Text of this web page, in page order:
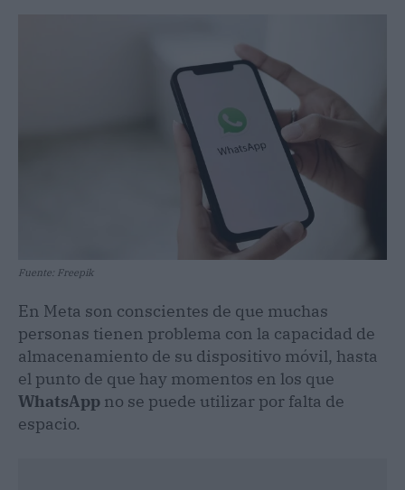
Fuente: Freepik
En Meta son conscientes de que muchas
personas tienen problema con la capacidad de
almacenamiento de su dispositivo móvil, hasta
el punto de que hay momentos en los que
WhatsApp no se puede utilizar por falta de
espacio.